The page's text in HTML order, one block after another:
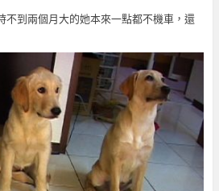
不到兩個月大的她本來一點都不機車，還